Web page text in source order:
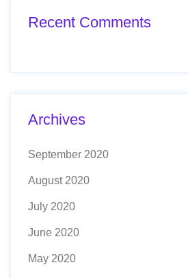
Recent Comments
Archives
September 2020
August 2020
July 2020
June 2020
May 2020